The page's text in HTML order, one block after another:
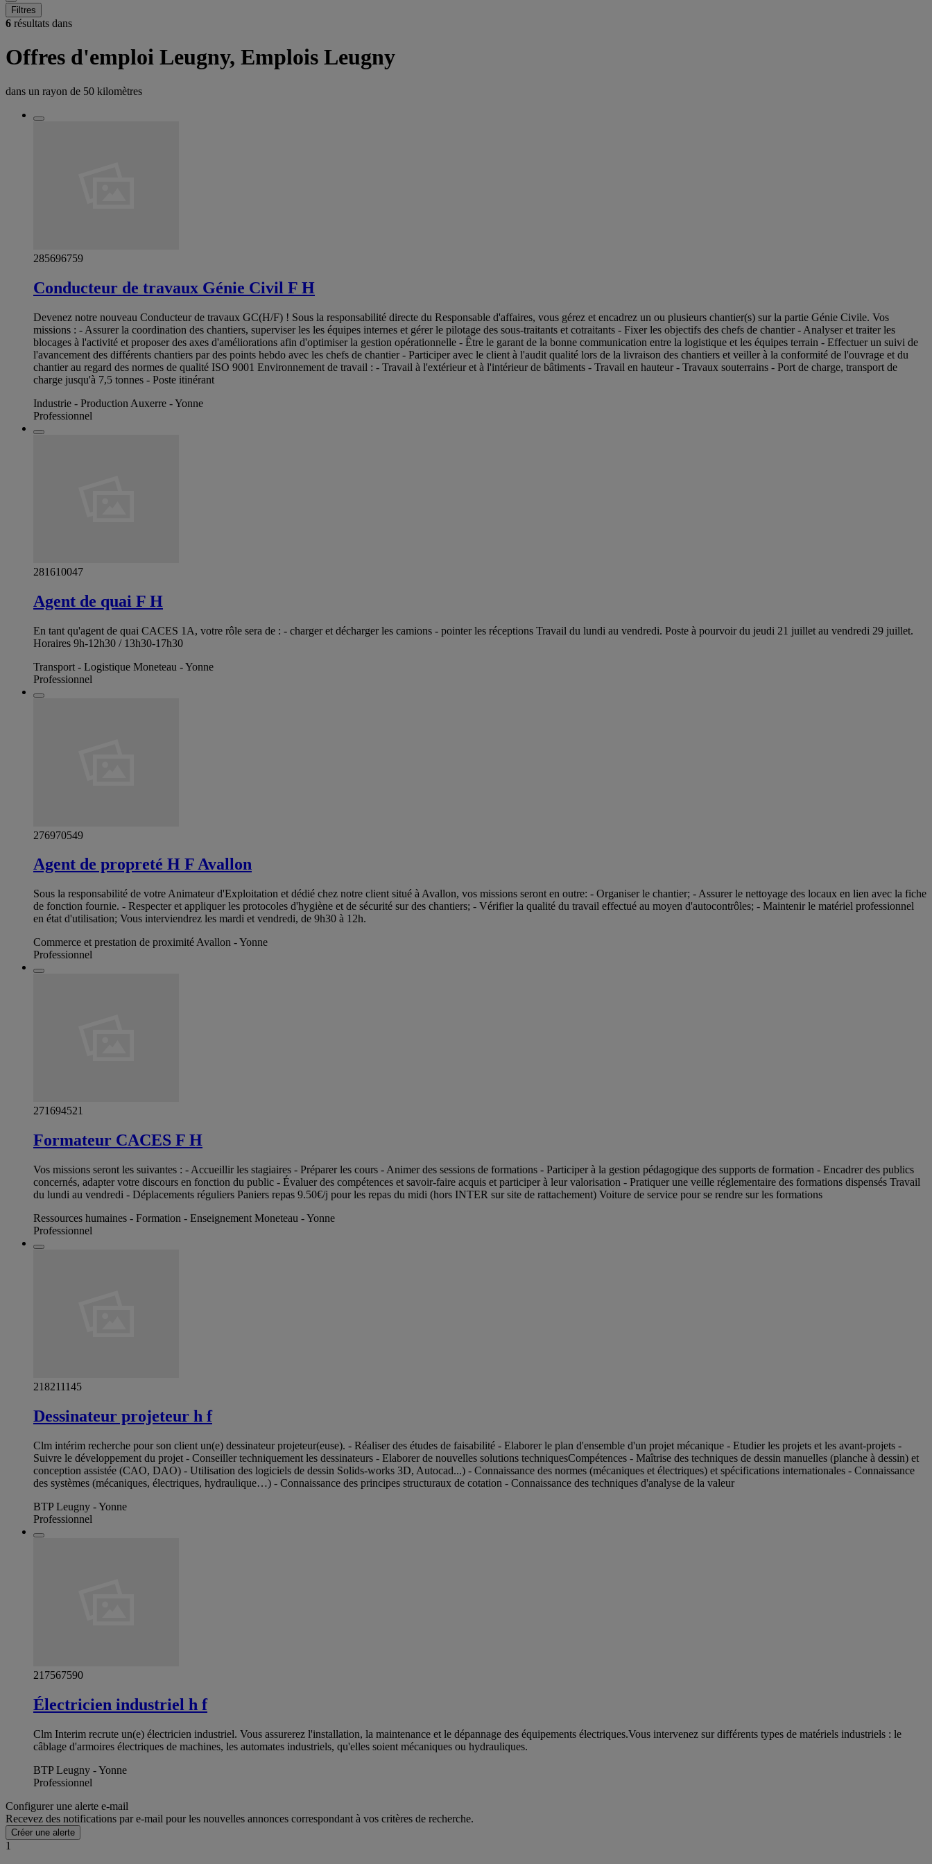
Filtres
6 résultats dans
Offres d'emploi Leugny, Emplois Leugny
dans un rayon de 50 kilomètres
285696759
Conducteur de travaux Génie Civil F H
Devenez notre nouveau Conducteur de travaux GC(H/F) ! Sous la responsabilité directe du Responsable d'affaires, vous gérez et encadrez un ou plusieurs chantier(s) sur la partie Génie Civile. Vos
missions : - Assurer la coordination des chantiers, superviser les les équipes internes et gérer le pilotage des sous-traitants et cotraitants - Fixer les objectifs des chefs de chantier - Analyser et traiter les
blocages à l'activité et proposer des axes d'améliorations afin d'optimiser la gestion opérationnelle - Être le garant de la bonne communication entre la logistique et les équipes terrain - Effectuer un suivi de
l'avancement des différents chantiers par des points hebdo avec les chefs de chantier - Participer avec le client à l'audit qualité lors de la livraison des chantiers et veiller à la conformité de l'ouvrage et du
chantier au regard des normes de qualité ISO 9001 Environnement de travail : - Travail à l'extérieur et à l'intérieur de bâtiments - Travail en hauteur - Travaux souterrains - Port de charge, transport de
charge jusqu'à 7,5 tonnes - Poste itinérant
Industrie - Production Auxerre - Yonne
Professionnel
281610047
Agent de quai F H
En tant qu'agent de quai CACES 1A, votre rôle sera de : - charger et décharger les camions - pointer les réceptions Travail du lundi au vendredi. Poste à pourvoir du jeudi 21 juillet au vendredi 29 juillet.
Horaires 9h-12h30 / 13h30-17h30
Transport - Logistique Moneteau - Yonne
Professionnel
276970549
Agent de propreté H F Avallon
Sous la responsabilité de votre Animateur d'Exploitation et dédié chez notre client situé à Avallon, vos missions seront en outre: - Organiser le chantier; - Assurer le nettoyage des locaux en lien avec la fiche
de fonction fournie. - Respecter et appliquer les protocoles d'hygiène et de sécurité sur des chantiers; - Vérifier la qualité du travail effectué au moyen d'autocontrôles; - Maintenir le matériel professionnel
en état d'utilisation; Vous interviendrez les mardi et vendredi, de 9h30 à 12h.
Commerce et prestation de proximité Avallon - Yonne
Professionnel
271694521
Formateur CACES F H
Vos missions seront les suivantes : - Accueillir les stagiaires - Préparer les cours - Animer des sessions de formations - Participer à la gestion pédagogique des supports de formation - Encadrer des publics
concernés, adapter votre discours en fonction du public - Évaluer des compétences et savoir-faire acquis et participer à leur valorisation - Pratiquer une veille réglementaire des formations dispensés Travail
du lundi au vendredi - Déplacements réguliers Paniers repas 9.50€/j pour les repas du midi (hors INTER sur site de rattachement) Voiture de service pour se rendre sur les formations
Ressources humaines - Formation - Enseignement Moneteau - Yonne
Professionnel
218211145
Dessinateur projeteur h f
Clm intérim recherche pour son client un(e) dessinateur projeteur(euse). - Réaliser des études de faisabilité - Elaborer le plan d'ensemble d'un projet mécanique - Etudier les projets et les avant-projets -
Suivre le développement du projet - Conseiller techniquement les dessinateurs - Elaborer de nouvelles solutions techniquesCompétences - Maîtrise des techniques de dessin manuelles (planche à dessin) et
conception assistée (CAO, DAO) - Utilisation des logiciels de dessin Solids-works 3D, Autocad...) - Connaissance des normes (mécaniques et électriques) et spécifications internationales - Connaissance
des systèmes (mécaniques, électriques, hydraulique…) - Connaissance des principes structuraux de cotation - Connaissance des techniques d'analyse de la valeur
BTP Leugny - Yonne
Professionnel
217567590
Électricien industriel h f
Clm Interim recrute un(e) électricien industriel. Vous assurerez l'installation, la maintenance et le dépannage des équipements électriques.Vous intervenez sur différents types de matériels industriels : le
câblage d'armoires électriques de machines, les automates industriels, qu'elles soient mécaniques ou hydrauliques.
BTP Leugny - Yonne
Professionnel
Configurer une alerte e-mail
Recevez des notifications par e-mail pour les nouvelles annonces correspondant à vos critères de recherche.
Créer une alerte
1